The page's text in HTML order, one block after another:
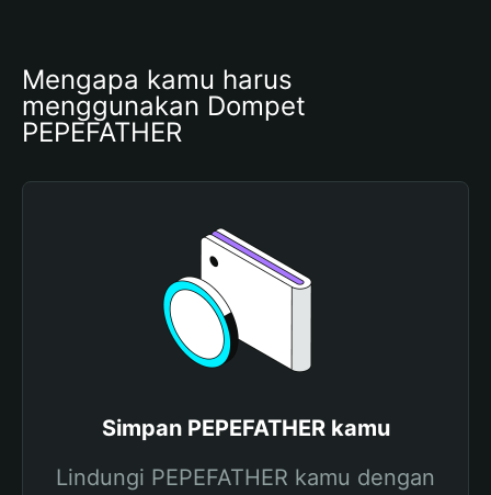
Mengapa kamu harus
menggunakan Dompet
PEPEFATHER
Simpan PEPEFATHER kamu
Lindungi PEPEFATHER kamu dengan